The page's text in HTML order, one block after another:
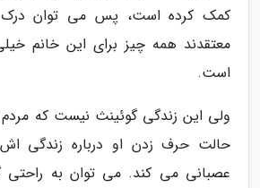
کمک کرده است، پس می توان درک
معتقدند همه چیز برای این خانم
است.
ولی این زندگی گوئینث نیست که مردم
حالت حرف زدن او درباره زندگی
عصبانی می کند. می توان به راحتی